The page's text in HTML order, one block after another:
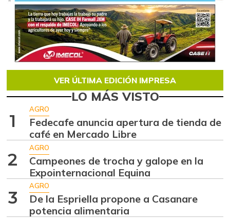
VER ÚLTIMA EDICIÓN IMPRESA
LO MÁS VISTO
1
AGRO
Fedecafe anuncia apertura de tienda de
café en Mercado Libre
2
AGRO
Campeones de trocha y galope en la
Expointernacional Equina
3
AGRO
De la Espriella propone a Casanare
potencia alimentaria